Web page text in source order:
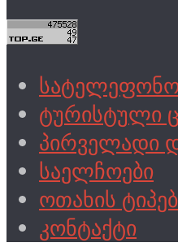
ტურისტული
პირველადი
საელჩოები
ოთახის
კონტაქტი